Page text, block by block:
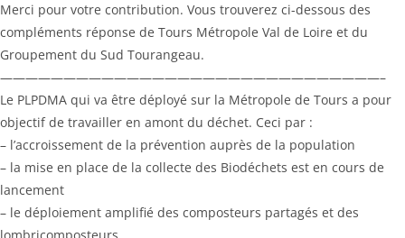
Merci pour votre contribution. Vous trouverez ci-dessous des
compléments réponse de Tours Métropole Val de Loire et du
Groupement du Sud Tourangeau.
——————————————————————————————–
Le PLPDMA qui va être déployé sur la Métropole de Tours a pour
objectif de travailler en amont du déchet. Ceci par :
– l’accroissement de la prévention auprès de la population
– la mise en place de la collecte des Biodéchets est en cours de
lancement
– le déploiement amplifié des composteurs partagés et des